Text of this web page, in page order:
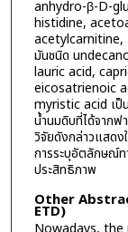
anhydro-β-D-
histidine,
acetylcarnitine,
มันชนิด
lauric acid,
eicosatrienoic
myristic acid เป็
น้ำนมดิบที่ได้จากฟ
วิจัยดังกล่าวแสดง
การระบุอัตลักษณ์ท
ประสิทธิภาพ
Other
ETD)